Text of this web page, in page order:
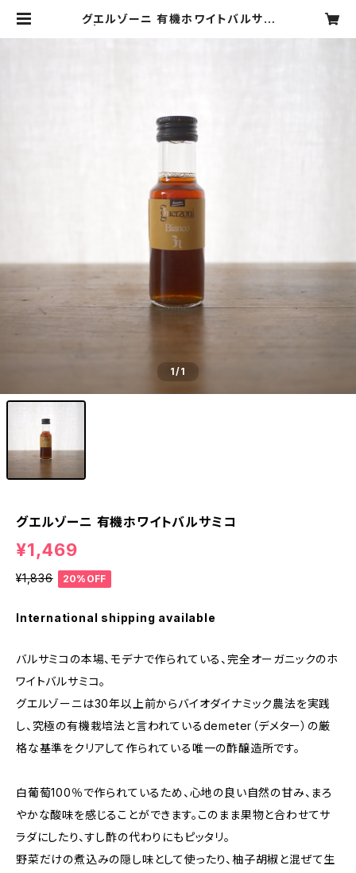
グエルゾーニ 有機ホワイトバルサミ
1/1
グエルゾーニ 有機ホワイトバルサミコ
¥1,469
¥1,836 20%OFF
International shipping available
バルサミコの本場、モデナで作られている、完全オーガニックのホ
ワイトバルサミコ。
グエルゾーニは30年以上前からバイオダイナミック農法を実践
し、究極の有機栽培法と言われているdemeter（デメター）の厳
格な基準をクリアして作られている唯一の酢醸造所です。
白葡萄100％で作られているため、心地の良い自然の甘み、まろ
やかな酸味を感じることができます。このまま果物と合わせてサ
ラダにしたり、すし酢の代わりにもピッタリ。
野菜だけの煮込みの隠し味として使ったり、柚子胡椒と混ぜて生